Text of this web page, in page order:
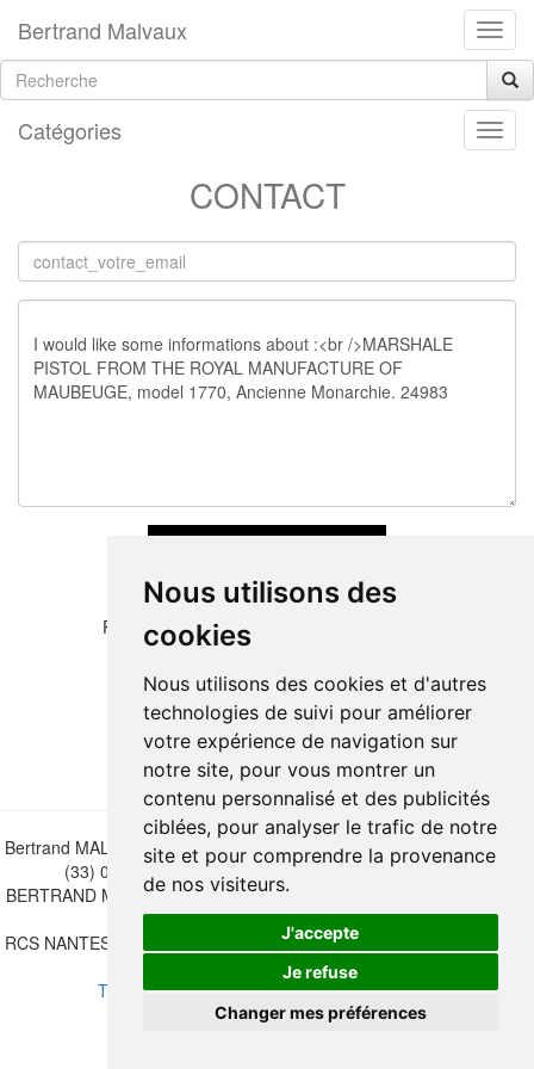
Nous utilisons des
cookies
Nous utilisons des cookies et d'autres
technologies de suivi pour améliorer
votre expérience de navigation sur
notre site, pour vous montrer un
contenu personnalisé et des publicités
ciblées, pour analyser le trafic de notre
site et pour comprendre la provenance
de nos visiteurs.
J'accepte
Je refuse
Changer mes préférences
Bertrand Malvaux
Catégories
CONTACT
Please copy the letters and numbers below:
Bertrand MALVAUX - 22 rue Crébillon, 44000 Nantes - FRANCE - Tél.
(33) 02 40 733 600 — bertrand.malvaux@wanadoo.fr
BERTRAND MALVAUX - ÉDITIONS DU CANONNIER SARL au capital
de 47.000 EUROS
RCS NANTES B 442 295 077 - N° INTRACOMMUNAUTAIRE CEE FR
30 442 295 077
Terms of sales-Update cookies preferences